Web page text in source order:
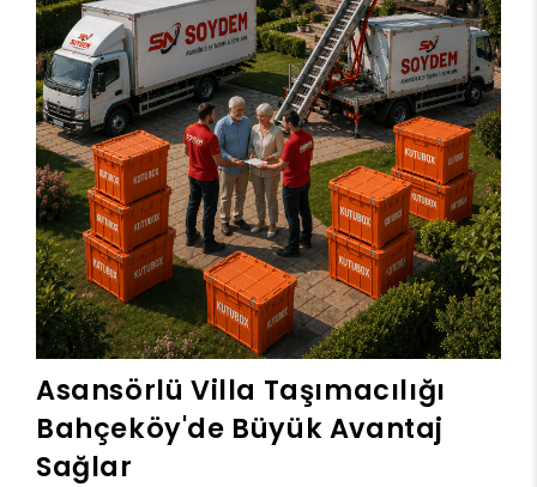
Asansörlü Villa Taşımacılığı
Bahçeköy'de Büyük Avantaj
Sağlar